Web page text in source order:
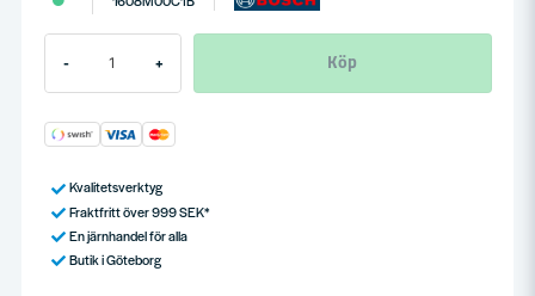
- + Köp
Kvalitetsverktyg
Fraktfritt över 999 SEK*
En järnhandel för alla
Butik i Göteborg